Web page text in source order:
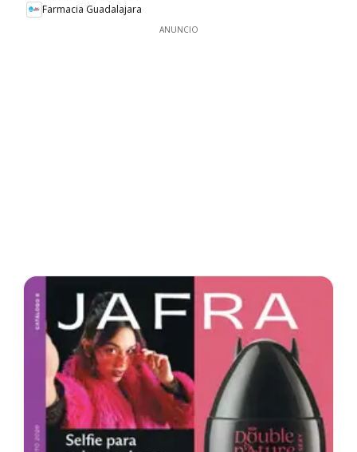
Farmacia Guadalajara
ANUNCIO